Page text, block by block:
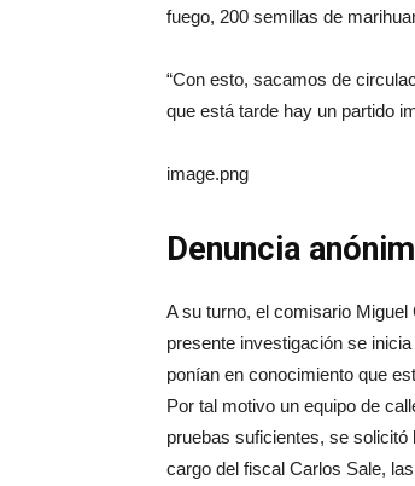
fuego, 200 semillas de
“Con esto, sacamos de
que está tarde hay un partido
image.png
Denuncia
A su turno, el comisario
presente investigación se
ponían en conocimiento que
Por tal motivo un equipo de
pruebas suficientes, se
cargo del fiscal Carlos Sale,